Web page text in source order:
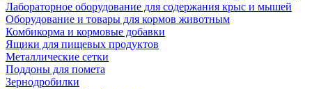
Лабораторное оборудование для содержания крыс и мышей
Оборудование и товары для кормов животным
Комбикорма и кормовые добавки
Ящики для пищевых продуктов
Металлические сетки
Поддоны для помета
Зернодробилки